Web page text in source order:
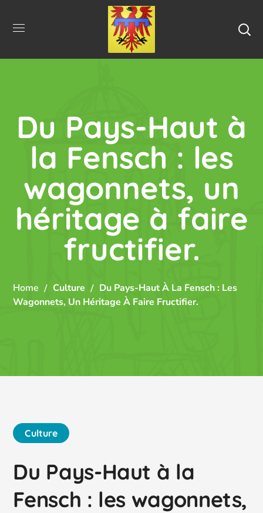
Du Pays-Haut à
la Fensch : les
wagonnets, un
héritage à faire
fructifier.
Home Culture
Du Pays-Haut À La Fensch : Les
Wagonnets, Un Héritage À Faire Fructifier.
Culture
Du Pays-Haut à la
Fensch : les wagonnets,